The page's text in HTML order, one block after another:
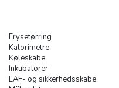
Frysetørring
Kalorimetre
Køleskabe
Inkubatorer
LAF- og sikkerhedsskabe